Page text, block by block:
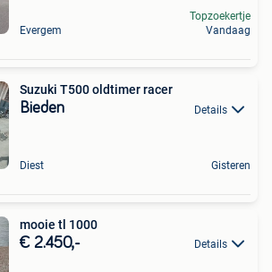
Evergem
Topzoekertje
Vandaag
Suzuki T500 oldtimer racer
Bieden Details
Diest Gisteren
mooie tl 1000
€ 2.450,- Details